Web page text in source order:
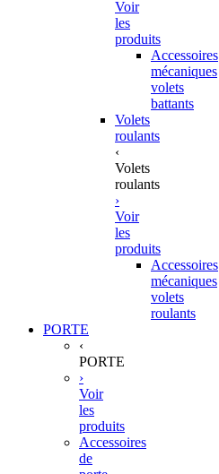
Voir
les
produits
Accessoires
mécaniques
volets
battants
Volets
roulants
‹
Volets
roulants
›
Voir
les
produits
Accessoires
mécaniques
volets
roulants
PORTE
‹
PORTE
›
Voir
les
produits
Accessoires
de